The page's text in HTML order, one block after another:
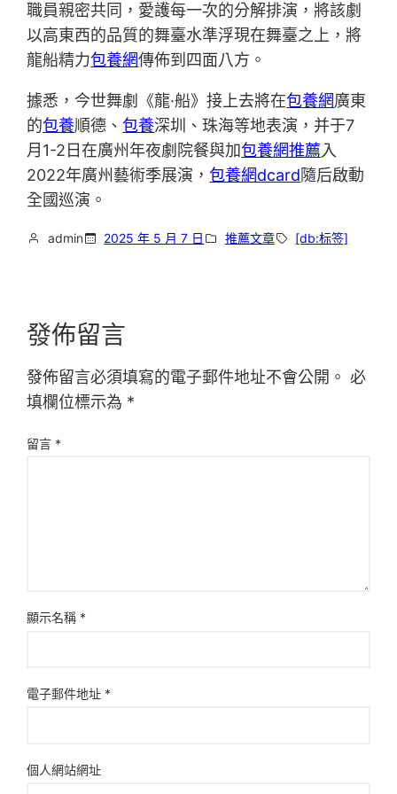
職員親密共同，愛護每一次的分解排演，將該劇
以高東西的品質的舞臺水準浮現在舞臺之上，將
龍船精力包養網傳佈到四面八方。
據悉，今世舞劇《龍·船》接上去將在包養網廣東
的包養順德、包養深圳、珠海等地表演，并于7
月1-2日在廣州年夜劇院餐與加包養網推薦入
2022年廣州藝術季展演，包養網dcard隨后啟動
全國巡演。
admin 2025 年 5 月 7 日 推薦文章 [db:标签]
發佈留言
發佈留言必須填寫的電子郵件地址不會公開。 必
填欄位標示為 *
留言 *
顯示名稱 *
電子郵件地址 *
個人網站網址